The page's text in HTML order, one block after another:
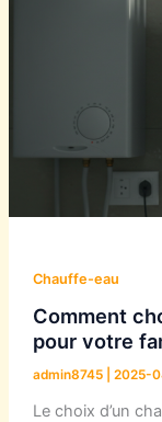
Chauffe-eau
Comment
pour votre
admin8745 2025-
Le choix d’un